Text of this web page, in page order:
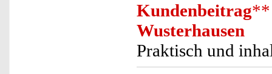
Kundenbeitrag**
Wusterhausen
Praktisch und